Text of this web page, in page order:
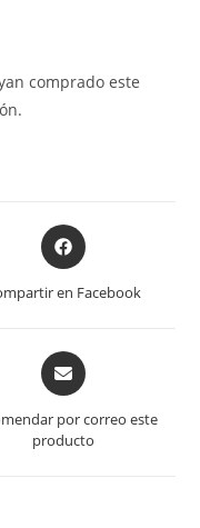
comprado este
Opens
in
new
en Facebook
Opens
in
new
por correo este
producto